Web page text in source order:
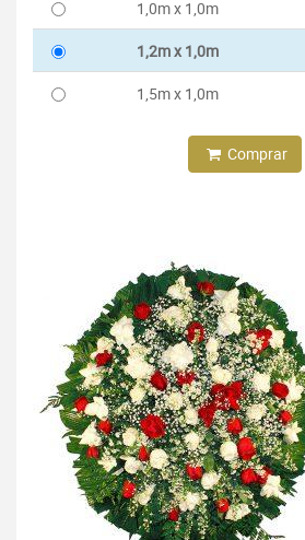
1,0m x 1,0m
1,2m x 1,0m
1,5m x 1,0m
Comprar